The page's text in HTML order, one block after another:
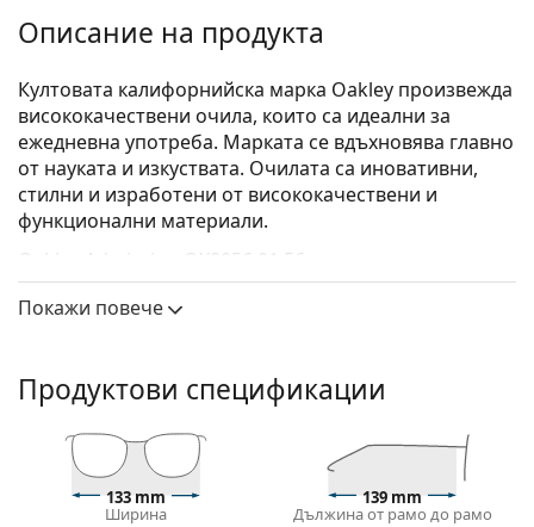
Описание на продукта
Култовата калифорнийска марка Oakley произвежда
висококачествени очила, които са идеални за
ежедневна употреба. Марката се вдъхновява главно
от науката и изкуствата. Очилата са иновативни,
стилни и изработени от висококачествени и
функционални материали.
Oakley Admission OX8056 01 56
Вижте как изглеждате с тези очила с виртуалното
Черният цвят на рамката перфектно съвпада с
хладни тонове на кожата и светло руса, светло
кестенява или черна коса.
Правоъгълните рамки са идеален избор за тези с
овална или кръгла форма на лицето.
Покажи повече
Продуктови спецификации
133 mm
Ширина
139 mm
Дължина от рамо до рамо